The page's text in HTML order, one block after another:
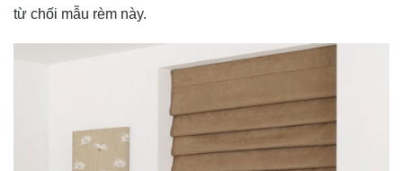
từ chối mẫu rèm này.